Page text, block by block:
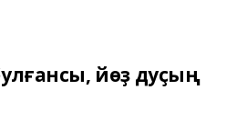
йөҙ дуҫың